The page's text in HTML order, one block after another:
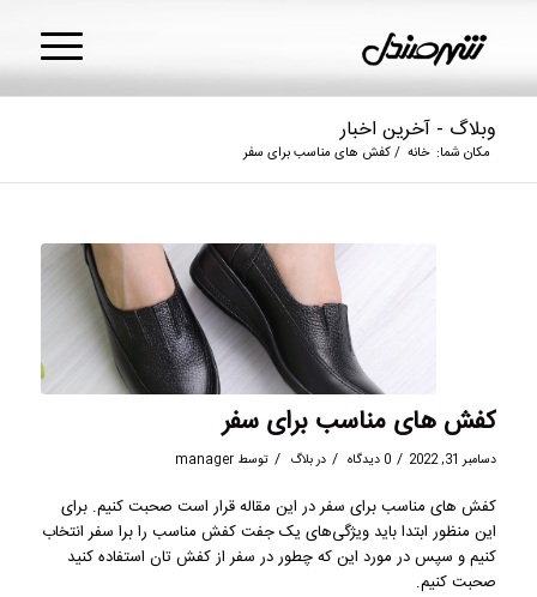
وبلاگ - آخرین اخبار
مکان شما: خانه /کفش های مناسب برای سفر
کفش های مناسب برای سفر
دسامبر 31, 2022 / 0 دیدگاه / دربلاگ / توسط manager
کفش های مناسب برای سفر در این مقاله قرار است صحبت کنیم. برای
این منظور ابتدا باید ویژگی‌های یک جفت کفش مناسب را برا سفر انتخاب
کنیم و سپس در مورد این که چطور در سفر از کفش‌ تان استفاده کنید
صحبت کنیم.